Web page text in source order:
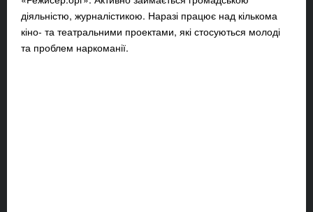
діяльністю, журналістикою. Наразі працює над кількома
кіно- та театральними проектами, які стосуються молоді
та проблем наркоманії.